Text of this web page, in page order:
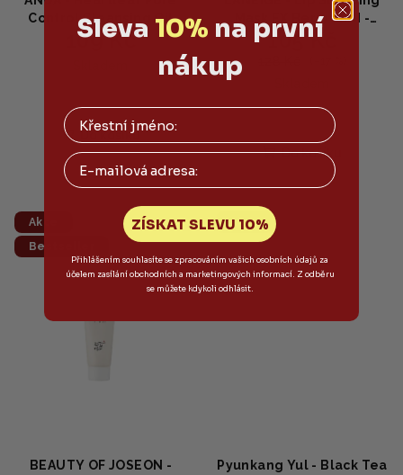
Control Cleansing Oil
MINI - Čisticí olej 20ml
109 Kč
Do košíku
Mask EX Berry MINI -
Noční maska na rty 3g
105 Kč
Do košíku
Akce
Bestseller
BEAUTY OF JOSEON -
Akce
Pyunkang Yul - Black Tea
Sleva 10% na první
nákup
Email
ZÍSKAT SLEVU 10%
Přihlášením souhlasíte se zpracováním vašich osobních údajů za
účelem zasílání obchodních a marketingových informací. Z odběru
se můžete kdykoli odhlásit.